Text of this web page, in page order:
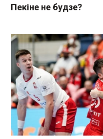
Пекіне не будзе?